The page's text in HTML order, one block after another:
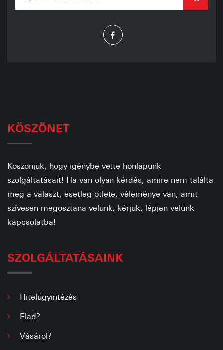
KÖSZÖNET
Köszönjük, hogy igénybe vette honlapunk
szolgáltatásait! Ha van olyan kérdés, amire nem találta
meg a választ, esetleg ötlete, véleménye van, amit
szívesen megosztana velünk, kérjük, lépjen velünk
kapcsolatba!
SZOLGÁLTATÁSAINK
Hitelügyintézés
Elad?
Vásárol?